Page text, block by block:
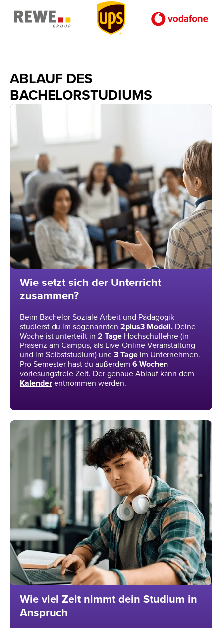
ABLAUF DES
BACHELORSTUDIUMS
Wie setzt sich der Unterricht
zusammen?
Beim Bachelor Soziale Arbeit und Pädagogik
studierst du im sogenannten 2plus3 Modell. Deine
Woche ist unterteilt in 2 Tage Hochschullehre (in
Präsenz am Campus, als Live-Online-Veranstaltung
und im Selbststudium) und 3 Tage im Unternehmen.
Pro Semester hast du außerdem 6 Wochen
vorlesungsfreie Zeit. Der genaue Ablauf kann dem
Kalender entnommen werden.
Wie viel Zeit nimmt dein Studium in
Anspruch